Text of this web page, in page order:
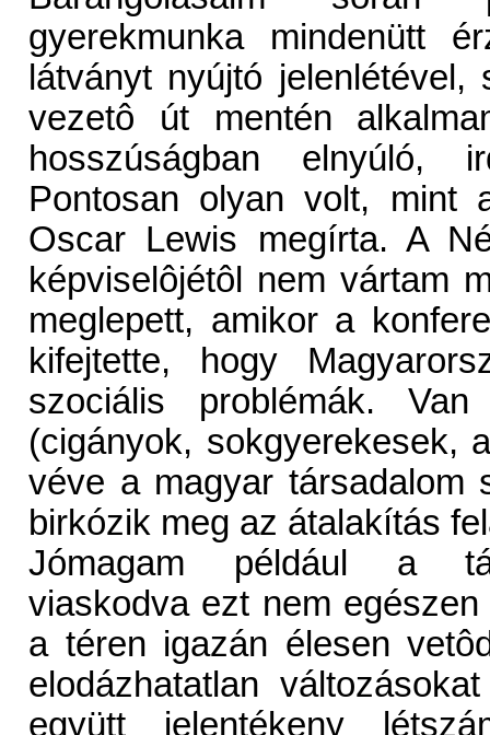
gyerekmunka mindenütt
látványt nyújtó
vezetô út mentén
hosszúságban elnyúló,
Pontosan olyan volt, mint
Oscar Lewis megírta. A
képviselôjétôl nem vártam
meglepett, amikor a
kifejtette, hogy
szociális problémák.
(cigányok, sokgyerekesek,
véve a magyar társadalom
birkózik meg az átalakítás
Jómagam például a
viaskodva ezt nem
a téren igazán élesen
elodázhatatlan
együtt jelentékeny